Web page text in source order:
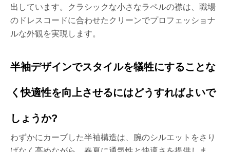
出しています。クラシックな小さなラペルの襟は、職場
のドレスコードに合わせたクリーンでプロフェッショナ
ルな外観を実現します。
半袖デザインでスタイルを犠牲にすることな
く快適性を向上させるにはどうすればよいで
しょうか?
わずかにカーブした半袖構造は、腕のシルエットをさり